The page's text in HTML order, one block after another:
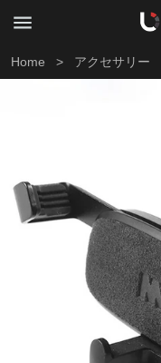
Home > アクセサリー